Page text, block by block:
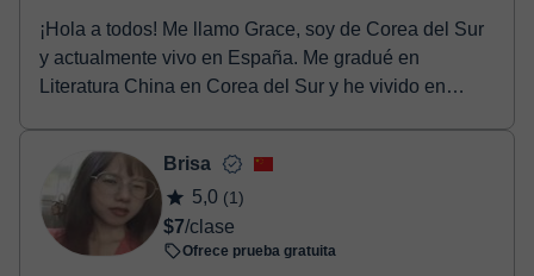
¡Hola a todos! Me llamo Grace, soy de Corea del Sur
y actualmente vivo en España. Me gradué en
Literatura China en Corea del Sur y he vivido en
Brisa
5,0 (1)
$7/clase
Ofrece prueba gratuita